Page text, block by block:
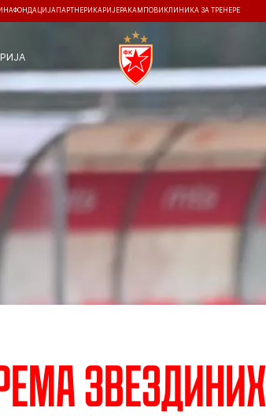
ФОНДАЦИЈА ПАРТНЕРИ КАРИЈЕРА КАМПОВИ КЛИНИКА ЗА ТРЕНЕРЕ